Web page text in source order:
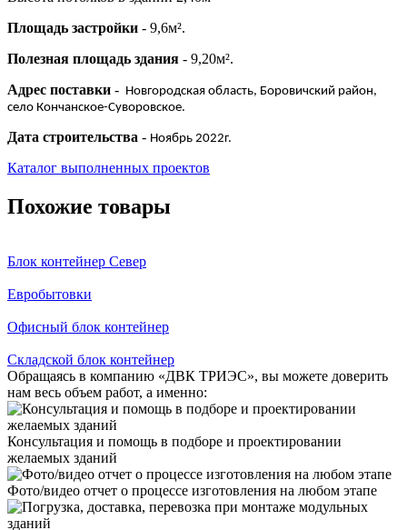
Площадь застройки - 9,6м².
Полезная площадь здания - 9,20м².
Адрес поставки - Новгородская область, Боровичский район,
село Кончанское-Суворовское.
Дата строительства - Ноябрь 2022г.
Каталог выполненных проектов
Похожие товары
Блок контейнер Север
Евробытовки
Офисный блок контейнер
Складской блок контейнер
Обращаясь в компанию «ДВК ТРИЭС», вы можете доверить
нам весь объем работ, а именно:
Консультация и помощь в подборе и проектировании
желаемых зданий
Фото/видео отчет о процессе изготовления на любом этапе